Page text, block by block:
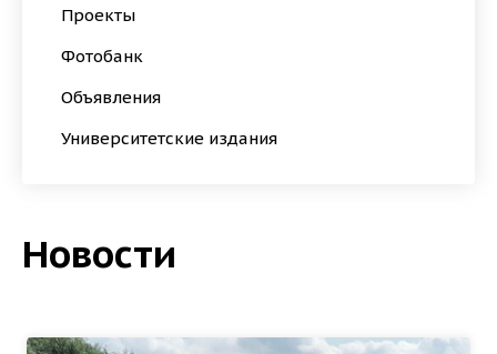
Проекты
Фотобанк
Объявления
Университетские издания
Новости